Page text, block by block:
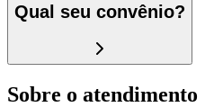
Qual seu convênio?
Sobre o atendimento